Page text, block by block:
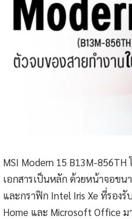
MSI Modern 15 B13M-
เอกสารเป็นหลัก ด้วยหน้าจอข
และกราฟิก Intel Iris Xe ที่รอง
Home และ Microsoft Office